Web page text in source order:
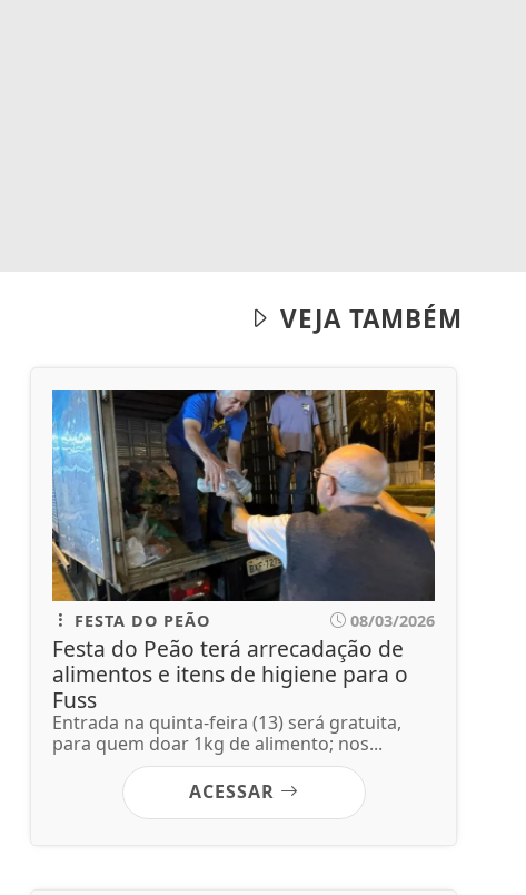
VEJA TAMBÉM
FESTA DO PEÃO 08/03/2026
Festa do Peão terá arrecadação de
alimentos e itens de higiene para o
Fuss
Entrada na quinta-feira (13) será gratuita,
para quem doar 1kg de alimento; nos...
ACESSAR